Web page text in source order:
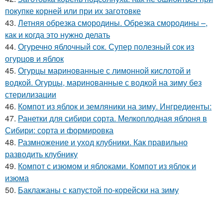
покупке корней или при их заготовке
43. Летняя обрезка смородины. Обрезка смородины –,
как и когда это нужно делать
44. Огуречно яблочный сок. Супер полезный сок из
огурцов и яблок
45. Огурцы маринованные с лимонной кислотой и
водкой. Огурцы, маринованные с водкой на зиму без
стерилизации
46. Компот из яблок и земляники на зиму. Ингредиенты:
47. Ранетки для сибири сорта. Мелкоплодная яблоня в
Сибири: сорта и формировка
48. Размножение и уход клубники. Как правильно
разводить клубнику
49. Компот с изюмом и яблоками. Компот из яблок и
изюма
50. Баклажаны с капустой по-корейски на зиму